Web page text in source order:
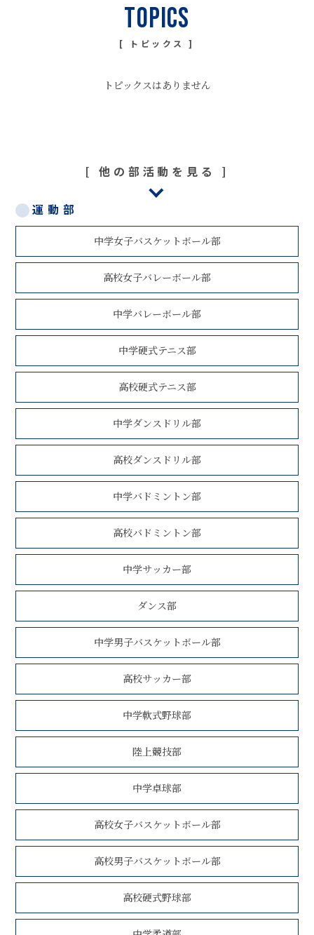
トピックス
トピックスはありません
他の部活動を見る
運動部
中学女子バスケットボール部
高校女子バレーボール部
中学バレーボール部
中学硬式テニス部
高校硬式テニス部
中学ダンスドリル部
高校ダンスドリル部
中学バドミントン部
高校バドミントン部
中学サッカー部
ダンス部
中学男子バスケットボール部
高校サッカー部
中学軟式野球部
陸上競技部
中学卓球部
高校女子バスケットボール部
高校男子バスケットボール部
高校硬式野球部